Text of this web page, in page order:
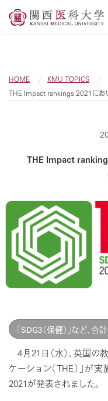
HOME
KMU TOPICS
THE Impact rankings 2021にお
THE Impact
「SDG3（保健）」など、
た
4月21日（水）、英国の
ケーション（THE）」が
2021が発表されました。